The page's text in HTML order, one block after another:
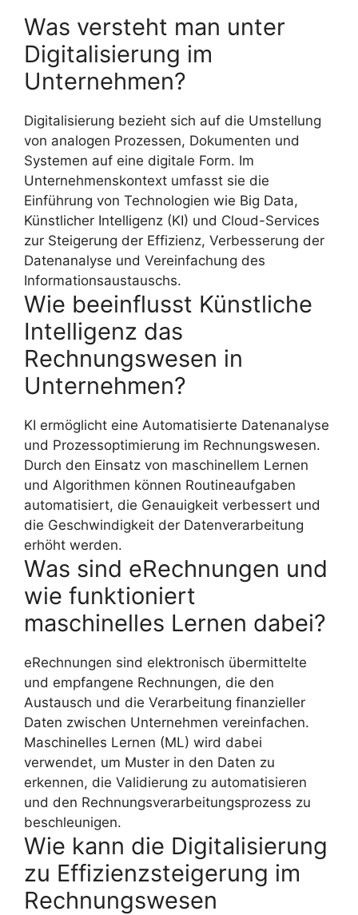
Was versteht man unter
Digitalisierung im
Unternehmen?
Digitalisierung bezieht sich auf die Umstellung
von analogen Prozessen, Dokumenten und
Systemen auf eine digitale Form. Im
Unternehmenskontext umfasst sie die
Einführung von Technologien wie Big Data,
Künstlicher Intelligenz (KI) und Cloud-Services
zur Steigerung der Effizienz, Verbesserung der
Datenanalyse und Vereinfachung des
Informationsaustauschs.
Wie beeinflusst Künstliche
Intelligenz das
Rechnungswesen in
Unternehmen?
KI ermöglicht eine Automatisierte Datenanalyse
und Prozessoptimierung im Rechnungswesen.
Durch den Einsatz von maschinellem Lernen
und Algorithmen können Routineaufgaben
automatisiert, die Genauigkeit verbessert und
die Geschwindigkeit der Datenverarbeitung
erhöht werden.
Was sind eRechnungen und
wie funktioniert
maschinelles Lernen dabei?
eRechnungen sind elektronisch übermittelte
und empfangene Rechnungen, die den
Austausch und die Verarbeitung finanzieller
Daten zwischen Unternehmen vereinfachen.
Maschinelles Lernen (ML) wird dabei
verwendet, um Muster in den Daten zu
erkennen, die Validierung zu automatisieren
und den Rechnungsverarbeitungsprozess zu
beschleunigen.
Wie kann die Digitalisierung
zu Effizienzsteigerung im
Rechnungswesen